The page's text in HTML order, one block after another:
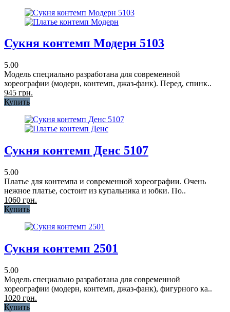
Сукня контемп Модерн 5103
5.00
Модель специально разработана для современной
хореографии (модерн, контемп, джаз-фанк). Перед, спинк..
945 грн.
Купить
Сукня контемп Денс 5107
5.00
Платье для контемпа и современной хореографии. Очень
нежное платье, состоит из купальника и юбки. По..
1060 грн.
Купить
Сукня контемп 2501
5.00
Модель специально разработана для современной
хореографии (модерн, контемп, джаз-фанк), фигурного ка..
1020 грн.
Купить